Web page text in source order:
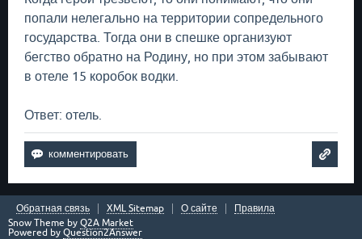
попали нелегально на территории сопредельного
государства. Тогда они в спешке организуют
бегство обратно на Родину, но при этом забывают
в отеле 15 коробок водки.
Ответ: отель.
Обратная связь XML Sitemap О сайте
Правила
Snow Theme by Q2A Market
Powered by Question2Answer